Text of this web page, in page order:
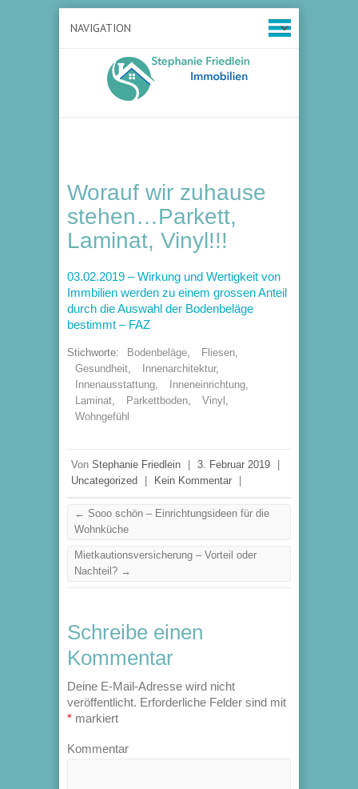
Worauf wir zuhause
stehen…Parkett,
Laminat, Vinyl!!!
03.02.2019 – Wirkung und Wertigkeit von
Immbilien werden zu einem grossen Anteil
durch die Auswahl der Bodenbeläge
bestimmt – FAZ
Stichworte: Bodenbeläge, Fliesen,
Gesundheit, Innenarchitektur,
Innenausstattung, Inneneinrichtung,
Laminat, Parkettboden, Vinyl ,
Wohngefühl
Von Stephanie Friedlein 3. Februar 2019
Uncategorized
Kein Kommentar
← Sooo schön – Einrichtungsideen für die
Wohnküche
Mietkautionsversicherung – Vorteil oder
Nachteil? →
Schreibe einen
Kommentar
Deine E-Mail-Adresse wird nicht
veröffentlicht. Erforderliche Felder sind mit
* markiert
Kommentar